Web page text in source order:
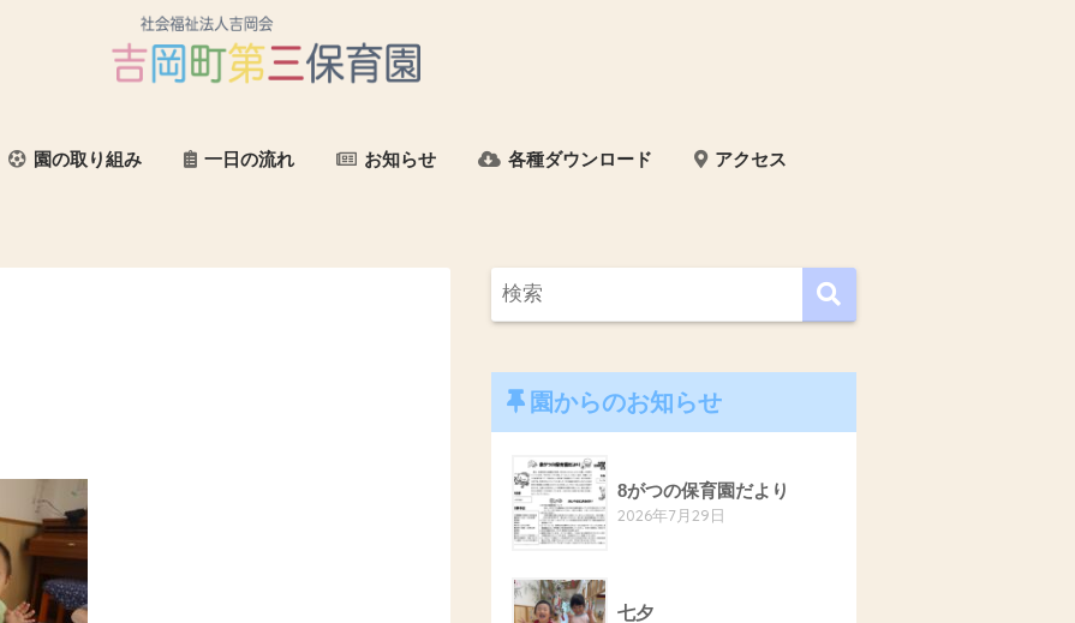
園の取り組み 一日の流れ お知らせ 各種ダウンロード アクセス
園からのお知らせ
8がつの保育園だより
2026年7月29日
七夕